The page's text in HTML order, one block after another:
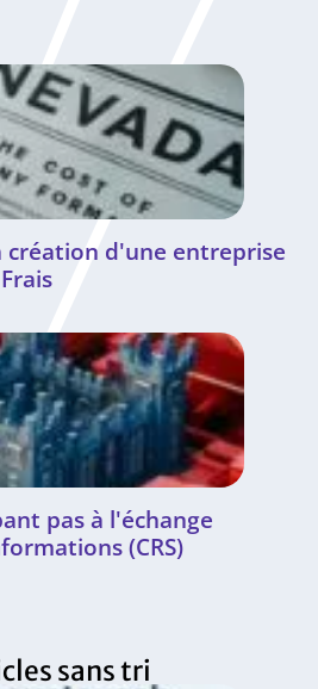
création d'une entreprise
pas à l'échange
(CRS)
sans tri